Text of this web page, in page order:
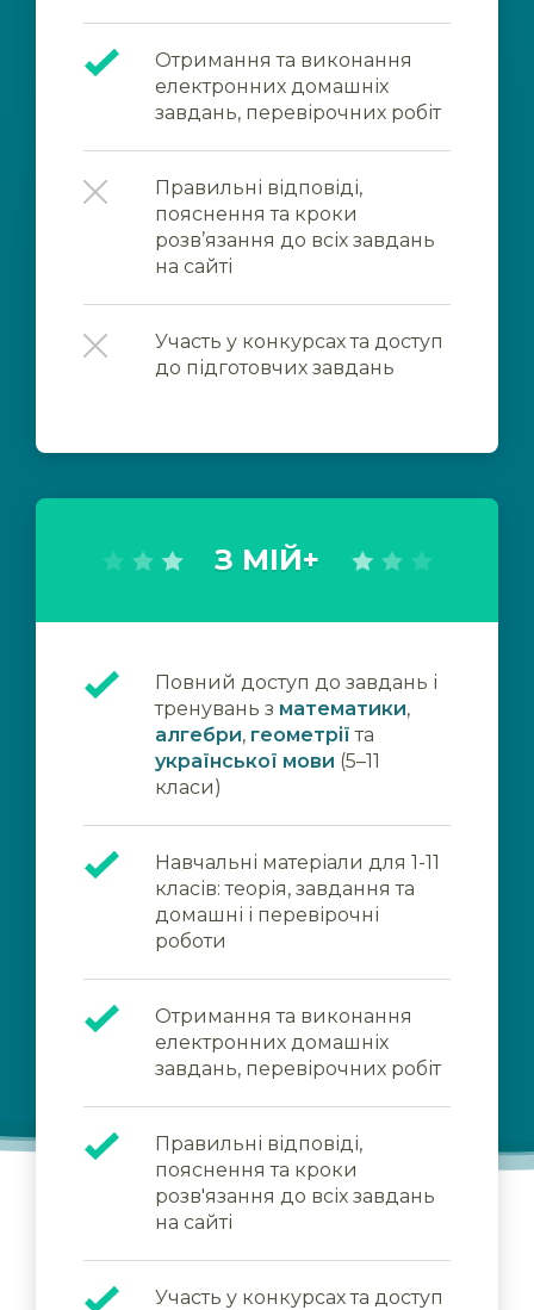
Отримання та виконання
електронних домашніх
завдань, перевірочних робіт
Правильні відповіді,
пояснення та кроки
розв’язання до всіх завдань
на сайті
Участь у конкурсах та доступ
до підготовчих завдань
З МІЙ+
Повний доступ до завдань і
тренувань з математики,
алгебри, геометрії та
української мови (5–11
класи)
Навчальні матеріали для 1-11
класів: теорія, завдання та
домашні і перевірочні
роботи
Отримання та виконання
електронних домашніх
завдань, перевірочних робіт
Правильні відповіді,
пояснення та кроки
розв'язання до всіх завдань
на сайті
Участь у конкурсах та доступ